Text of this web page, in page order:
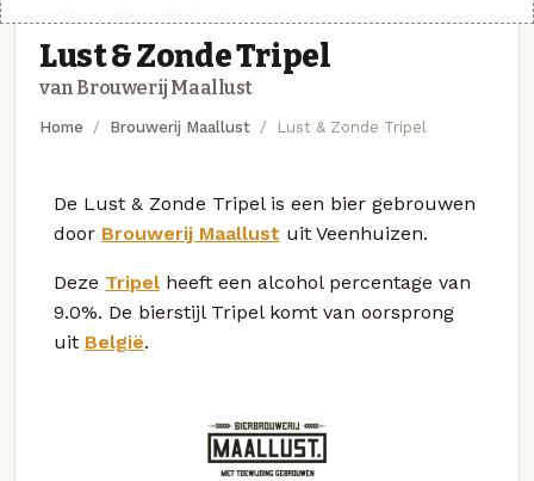
Lust & Zonde Tripel
van Brouwerij Maallust
Home Brouwerij Maallust Lust & Zonde Tripel
De Lust & Zonde Tripel is een bier gebrouwen
door Brouwerij Maallust uit Veenhuizen.
Deze Tripel heeft een alcohol percentage van
9.0%. De bierstijl Tripel komt van oorsprong
uit België.